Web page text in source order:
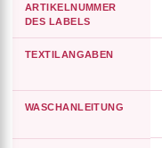
ARTIKELNUMMER
DES LABELS
TEXTILANGABEN
WASCHANLEITUNG